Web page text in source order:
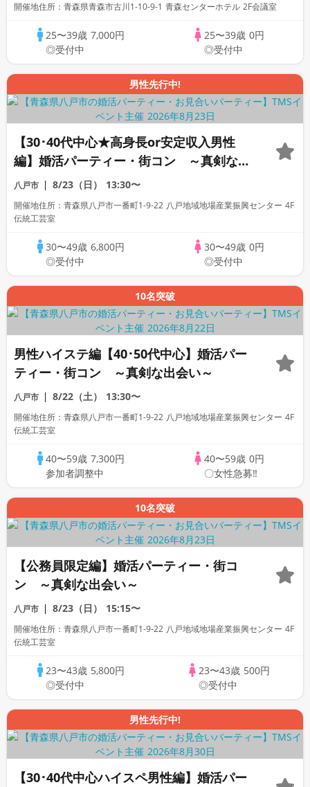
開催地住所：青森県青森市古川1-10-9-1 青森センターホテル 2F会議室
25〜39歳 7,000円
◎受付中
25〜39歳 0円
◎受付中
男性先行中!
【30･40代中心★高身長or安定収入男性
編】婚活パーティー・街コン ～真剣な出
会い～
八戸市 8/23（日） 13:30〜
開催地住所：青森県八戸市一番町1-9-22 八戸地域地場産業振興センター 4F
伝統工芸室
30〜49歳 6,800円
◎受付中
30〜49歳 0円
◎受付中
10名突破
男性ハイステ編【40･50代中心】婚活パー
ティー・街コン ～真剣な出会い～
八戸市 8/22（土） 13:30〜
開催地住所：青森県八戸市一番町1-9-22 八戸地域地場産業振興センター 4F
伝統工芸室
40〜59歳 7,300円
参加者調整中
40〜59歳 0円
〇女性急募‼
10名突破
【公務員限定編】婚活パーティー・街コ
ン ～真剣な出会い～
八戸市 8/23（日） 15:15〜
開催地住所：青森県八戸市一番町1-9-22 八戸地域地場産業振興センター 4F
伝統工芸室
23〜43歳 5,800円
◎受付中
23〜43歳 500円
◎受付中
男性先行中!
【30･40代中心ハイスペ男性編】婚活パー